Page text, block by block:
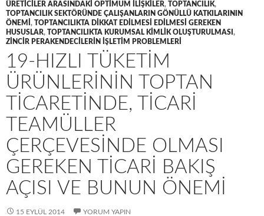
ÜRETICILER ARASINDAKI OPTIMUM ILIŞKILER, TOPTANCILIK,
TOPTANCILIK SEKTÖRÜNDE ÇALIŞANLARIN GÖNÜLLÜ KATKILARININ
ÖNEMI , TOPTANCILIKTA DIKKAT EDILMESI EDILMESI GEREKEN
HUSUSLAR, TOPTANCILIKTA KURUMSAL KIMLIK OLUŞTURULMASI ,
ZINCIR PERAKENDECILERIN IŞLETIM PROBLEMLERI
19-HIZLI TÜKETIM
ÜRÜNLERININ TOPTAN
TICARETINDE, TICARI
TEAMÜLLER
ÇERÇEVESINDE OLMASI
GEREKEN TICARI BAKIŞ
AÇISI VE BUNUN ÖNEMI
15 EYLÜL 2014 YORUM YAPIN